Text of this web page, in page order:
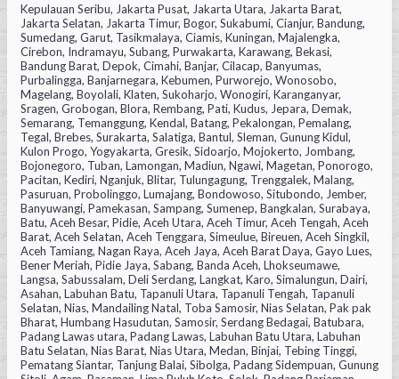
Kepulauan Seribu, Jakarta Pusat, Jakarta Utara, Jakarta Barat,
Jakarta Selatan, Jakarta Timur, Bogor, Sukabumi, Cianjur, Bandung,
Sumedang, Garut, Tasikmalaya, Ciamis, Kuningan, Majalengka,
Cirebon, Indramayu, Subang, Purwakarta, Karawang, Bekasi,
Bandung Barat, Depok, Cimahi, Banjar, Cilacap, Banyumas,
Purbalingga, Banjarnegara, Kebumen, Purworejo, Wonosobo,
Magelang, Boyolali, Klaten, Sukoharjo, Wonogiri, Karanganyar,
Sragen, Grobogan, Blora, Rembang, Pati, Kudus, Jepara, Demak,
Semarang, Temanggung, Kendal, Batang, Pekalongan, Pemalang,
Tegal, Brebes, Surakarta, Salatiga, Bantul, Sleman, Gunung Kidul,
Kulon Progo, Yogyakarta, Gresik, Sidoarjo, Mojokerto, Jombang,
Bojonegoro, Tuban, Lamongan, Madiun, Ngawi, Magetan, Ponorogo,
Pacitan, Kediri, Nganjuk, Blitar, Tulungagung, Trenggalek, Malang,
Pasuruan, Probolinggo, Lumajang, Bondowoso, Situbondo, Jember,
Banyuwangi, Pamekasan, Sampang, Sumenep, Bangkalan, Surabaya,
Batu, Aceh Besar, Pidie, Aceh Utara, Aceh Timur, Aceh Tengah, Aceh
Barat, Aceh Selatan, Aceh Tenggara, Simeulue, Bireuen, Aceh Singkil,
Aceh Tamiang, Nagan Raya, Aceh Jaya, Aceh Barat Daya, Gayo Lues,
Bener Meriah, Pidie Jaya, Sabang, Banda Aceh, Lhokseumawe,
Langsa, Sabussalam, Deli Serdang, Langkat, Karo, Simalungun, Dairi,
Asahan, Labuhan Batu, Tapanuli Utara, Tapanuli Tengah, Tapanuli
Selatan, Nias, Mandailing Natal, Toba Samosir, Nias Selatan, Pak pak
Bharat, Humbang Hasudutan, Samosir, Serdang Bedagai, Batubara,
Padang Lawas utara, Padang Lawas, Labuhan Batu Utara, Labuhan
Batu Selatan, Nias Barat, Nias Utara, Medan, Binjai, Tebing Tinggi,
Pematang Siantar, Tanjung Balai, Sibolga, Padang Sidempuan, Gunung